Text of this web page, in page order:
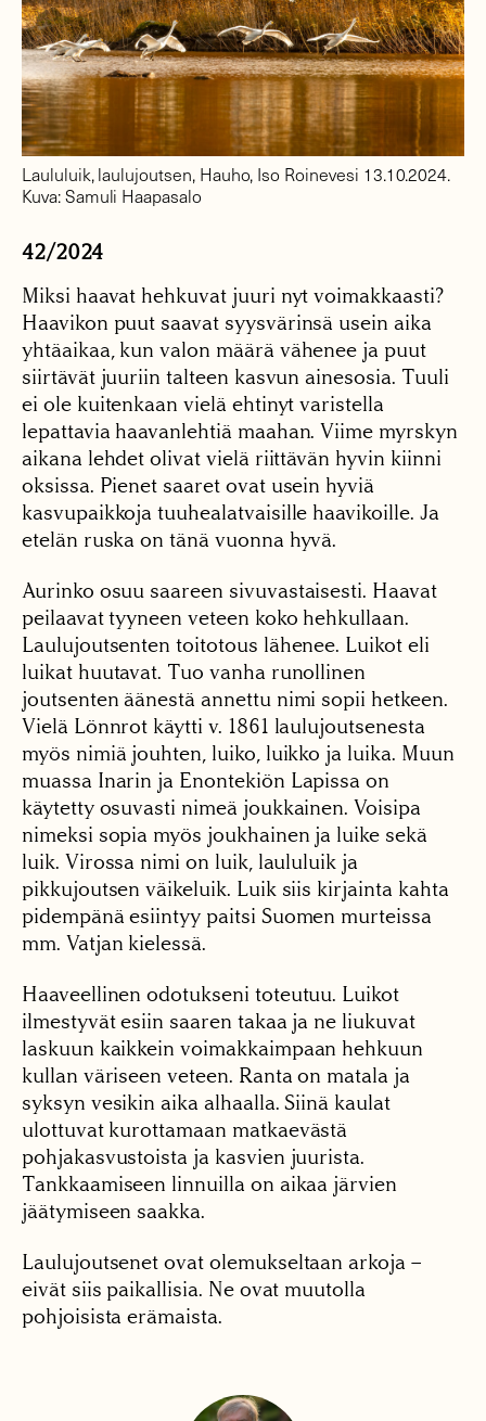
Laululuik, laulujoutsen, Hauho, Iso Roinevesi 13.10.2024.
Kuva: Samuli Haapasalo
42/2024
Miksi haavat hehkuvat juuri nyt voimakkaasti?
Haavikon puut saavat syysvärinsä usein aika
yhtäaikaa, kun valon määrä vähenee ja puut
siirtävät juuriin talteen kasvun ainesosia. Tuuli
ei ole kuitenkaan vielä ehtinyt varistella
lepattavia haavanlehtiä maahan. Viime myrskyn
aikana lehdet olivat vielä riittävän hyvin kiinni
oksissa. Pienet saaret ovat usein hyviä
kasvupaikkoja tuuhealatvaisille haavikoille. Ja
etelän ruska on tänä vuonna hyvä.
Aurinko osuu saareen sivuvastaisesti. Haavat
peilaavat tyyneen veteen koko hehkullaan.
Laulujoutsenten toitotous lähenee. Luikot eli
luikat huutavat. Tuo vanha runollinen
joutsenten äänestä annettu nimi sopii hetkeen.
Vielä Lönnrot käytti v. 1861 laulujoutsenesta
myös nimiä jouhten, luiko, luikko ja luika. Muun
muassa Inarin ja Enontekiön Lapissa on
käytetty osuvasti nimeä joukkainen. Voisipa
nimeksi sopia myös joukhainen ja luike sekä
luik. Virossa nimi on luik, laululuik ja
pikkujoutsen väikeluik. Luik siis kirjainta kahta
pidempänä esiintyy paitsi Suomen murteissa
mm. Vatjan kielessä.
Haaveellinen odotukseni toteutuu. Luikot
ilmestyvät esiin saaren takaa ja ne liukuvat
laskuun kaikkein voimakkaimpaan hehkuun
kullan väriseen veteen. Ranta on matala ja
syksyn vesikin aika alhaalla. Siinä kaulat
ulottuvat kurottamaan matkaevästä
pohjakasvustoista ja kasvien juurista.
Tankkaamiseen linnuilla on aikaa järvien
jäätymiseen saakka.
Laulujoutsenet ovat olemukseltaan arkoja –
eivät siis paikallisia. Ne ovat muutolla
pohjoisista erämaista.